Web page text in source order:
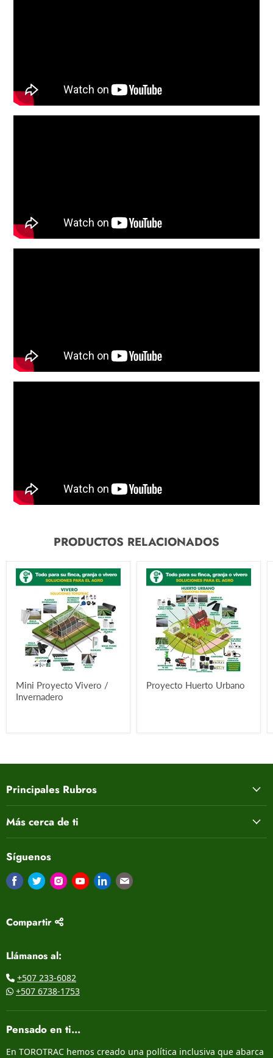
PRODUCTOS RELACIONADOS
Mini Proyecto Vivero /
Invernadero
Proyecto Huerto Urbano
Principales Rubros
Más cerca de ti
Síguenos
Encuéntrenos en Facebook
Encuéntrenos en Twitter
Encuéntrenos en Instagram
Encuéntrenos en Youtube
Encuéntrenos en LinkedIn
Encuéntrenos en Correo
Compartir
Llámanos al:
+507 233-6082
+507 6738-1753
Pensado en ti...
En TOROTRAC hemos creado una política inclusiva que abarca